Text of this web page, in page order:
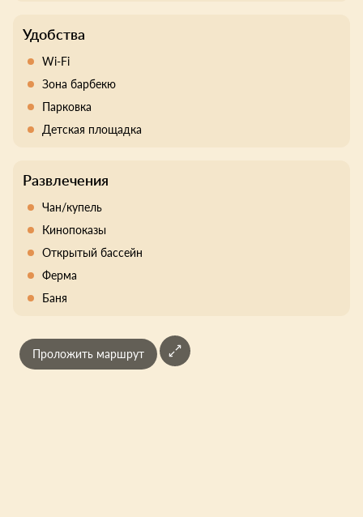
Удобства
Wi-Fi
Зона барбекю
Парковка
Детская площадка
Развлечения
Чан/купель
Кинопоказы
Открытый бассейн
Ферма
Баня
Проложить маршрут